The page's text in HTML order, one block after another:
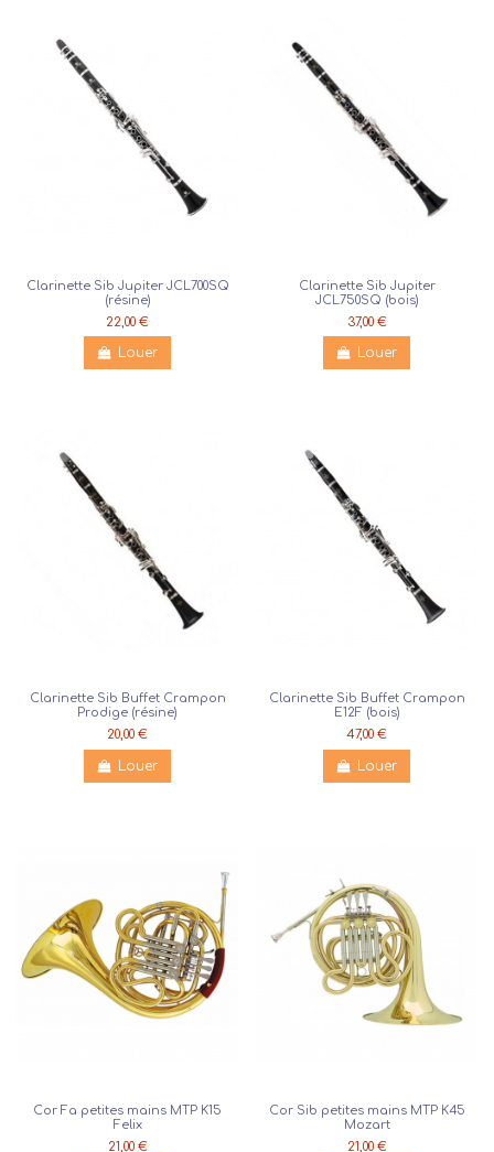
Clarinette Sib Jupiter JCL700SQ
(résine)
22,00 €
Louer
Clarinette Sib Jupiter
JCL750SQ (bois)
37,00 €
Louer
Clarinette Sib Buffet Crampon
Prodige (résine)
20,00 €
Louer
Clarinette Sib Buffet Crampon
E12F (bois)
47,00 €
Louer
Cor Fa petites mains MTP K15
Felix
21,00 €
Cor Sib petites mains MTP K45
Mozart
21,00 €